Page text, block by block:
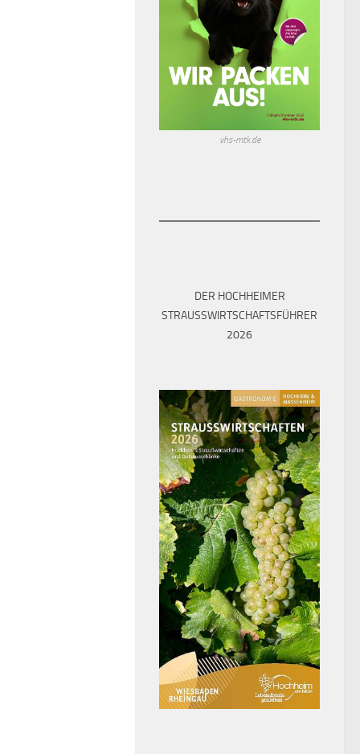
vhs-mtk.de
DER HOCHHEIMER
STRAUSSWIRTSCHAFTSFÜHRER 2
026